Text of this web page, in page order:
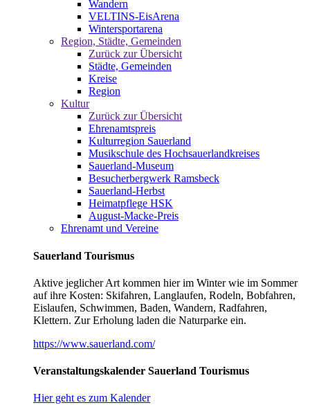
Wandern
VELTINS-EisArena
Wintersportarena
Region, Städte, Gemeinden
Zurück zur Übersicht
Städte, Gemeinden
Kreise
Region
Kultur
Zurück zur Übersicht
Ehrenamtspreis
Kulturregion Sauerland
Musikschule des Hochsauerlandkreises
Sauerland-Museum
Besucherbergwerk Ramsbeck
Sauerland-Herbst
Heimatpflege HSK
August-Macke-Preis
Ehrenamt und Vereine
Sauerland Tourismus
Aktive jeglicher Art kommen hier im Winter wie im Sommer
auf ihre Kosten: Skifahren, Langlaufen, Rodeln, Bobfahren,
Eislaufen, Schwimmen, Baden, Wandern, Radfahren,
Klettern. Zur Erholung laden die Naturparke ein.
https://www.sauerland.com/
Veranstaltungskalender Sauerland Tourismus
Hier geht es zum Kalender